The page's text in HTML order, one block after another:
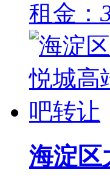
租金：
海淀区